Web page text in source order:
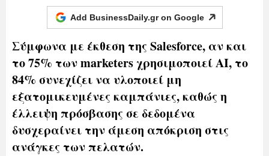
Add BusinessDaily.gr on Google
Σύμφωνα με έκθεση της Salesforce, αν και
το 75% των marketers χρησιμοποιεί AI, το
84% συνεχίζει να υλοποιεί μη
εξατομικευμένες καμπάνιες, καθώς η
έλλειψη πρόσβασης σε δεδομένα
δυσχεραίνει την άμεση απόκριση στις
ανάγκες των πελατών.